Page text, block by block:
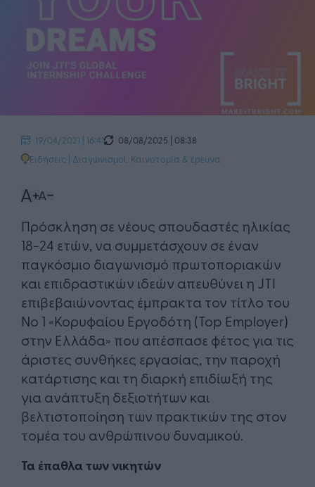
19/04/2021 | 16:41
08/08/2025 | 08:38
Ειδήσεις | Διαγωνισμοί Καινοτομία & έρευνα
Πρόσκληση σε νέους σπουδαστές ηλικίας
18-24 ετών, να συμμετάσχουν σε έναν
παγκόσμιο διαγωνισμό πρωτοποριακών
και επιδραστικών ιδεών απευθύνει η JTI
επιβεβαιώνοντας έμπρακτα τον τίτλο του
Νο 1 «Κορυφαίου Εργοδότη (Top Employer)
στην Ελλάδα» που απέσπασε φέτος για τις
άριστες συνθήκες εργασίας, την παροχή
κατάρτισης και τη διαρκή επιδίωξή της
για ανάπτυξη δεξιοτήτων και
βελτιστοποίηση των πρακτικών της στον
τομέα του ανθρώπινου δυναμικού.
Τα έπαθλα των νικητών